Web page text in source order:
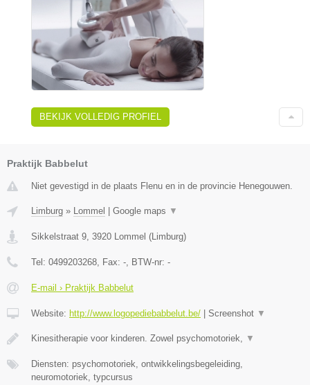
BEKIJK VOLLEDIG PROFIEL
Praktijk Babbelut
Niet gevestigd in de plaats Flenu en in de provincie Henegouwen.
Limburg » Lommel Google maps ▼
Sikkelstraat 9 3920 Lommel ( Limburg)
Tel: 0499203268 , Fax: - , BTW-nr: -
E-mail › Praktijk Babbelut
Website: http://www.logopediebabbelut.be/ Screenshot ▼
Kinesitherapie voor kinderen. Zowel psychomotoriek, ▼
Diensten: psychomotoriek, ontwikkelingsbegeleiding,
neuromotoriek, typcursus